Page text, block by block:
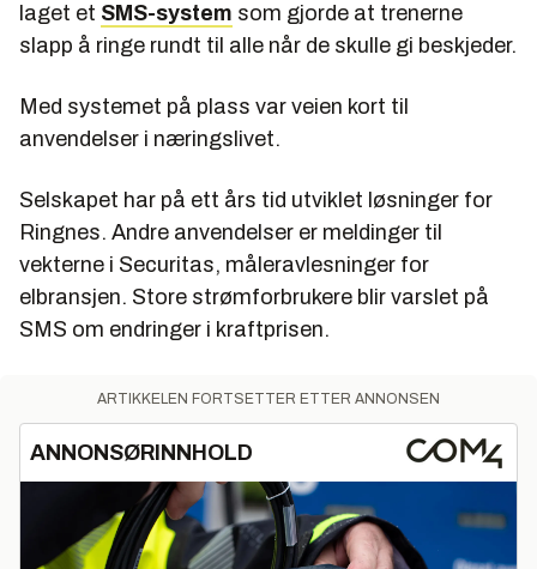
laget et SMS-system som gjorde at trenerne
slapp å ringe rundt til alle når de skulle gi beskjeder.
Med systemet på plass var veien kort til
anvendelser i næringslivet.
Selskapet har på ett års tid utviklet løsninger for
Ringnes. Andre anvendelser er meldinger til
vekterne i Securitas, måleravlesninger for
elbransjen. Store strømforbrukere blir varslet på
SMS om endringer i kraftprisen.
ARTIKKELEN FORTSETTER ETTER ANNONSEN
ANNONSØRINNHOLD